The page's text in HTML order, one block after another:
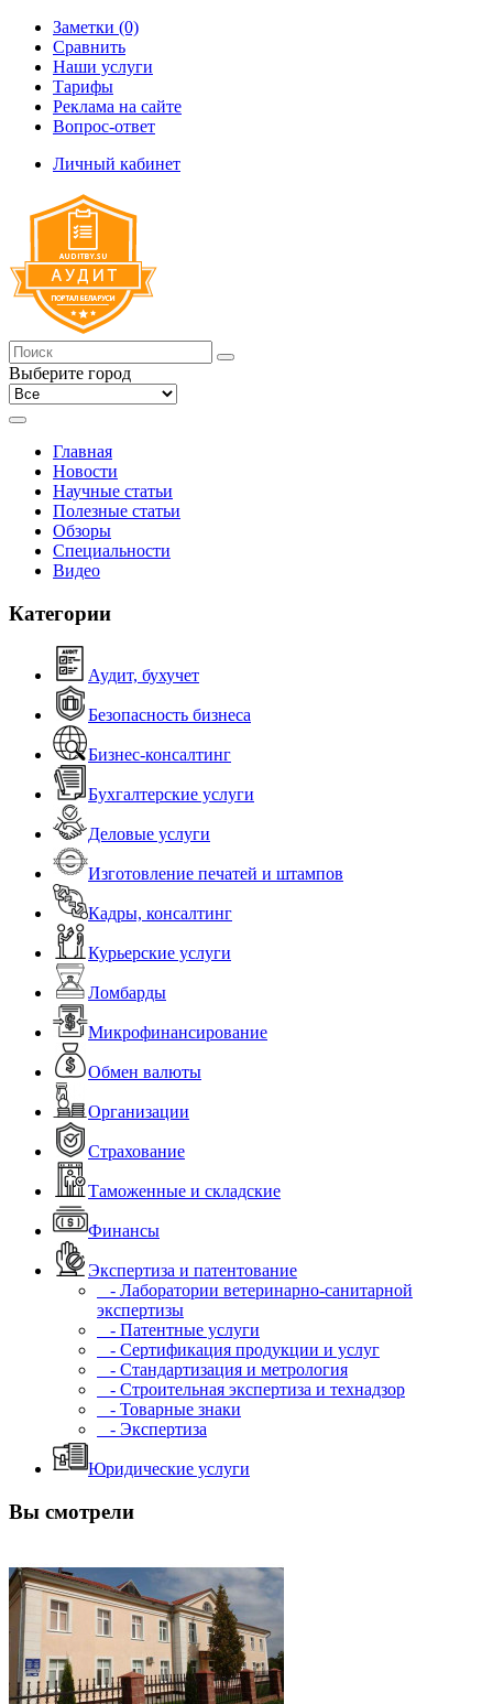
Заметки (0)
Сравнить
Наши услуги
Тарифы
Реклама на сайте
Вопрос-ответ
Личный кабинет
Выберите город
Главная
Новости
Научные статьи
Полезные статьи
Обзоры
Специальности
Видео
Категории
Аудит, бухучет
Безопасность бизнеса
Бизнес-консалтинг
Бухгалтерские услуги
Деловые услуги
Изготовление печатей и штампов
Кадры, консалтинг
Курьерские услуги
Ломбарды
Микрофинансирование
Обмен валюты
Организации
Страхование
Таможенные и складские
Финансы
Экспертиза и патентование
- Лаборатории ветеринарно-санитарной
экспертизы
- Патентные услуги
- Сертификация продукции и услуг
- Стандартизация и метрология
- Строительная экспертиза и технадзор
- Товарные знаки
- Экспертиза
Юридические услуги
Вы смотрели